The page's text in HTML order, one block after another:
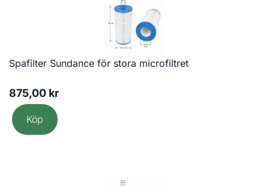
Spafilter Sundance för stora microfiltret
875,00 kr
Köp